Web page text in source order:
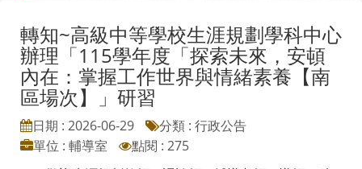
轉知~高級中等學校生涯規劃學科中心
辦理「115學年度「探索未來，安頓
內在：掌握工作世界與情緒素養【南
區場次】」研習
日期 : 2026-06-29
分類 : 行政公告
單位 : 輔導室
點閱 : 275